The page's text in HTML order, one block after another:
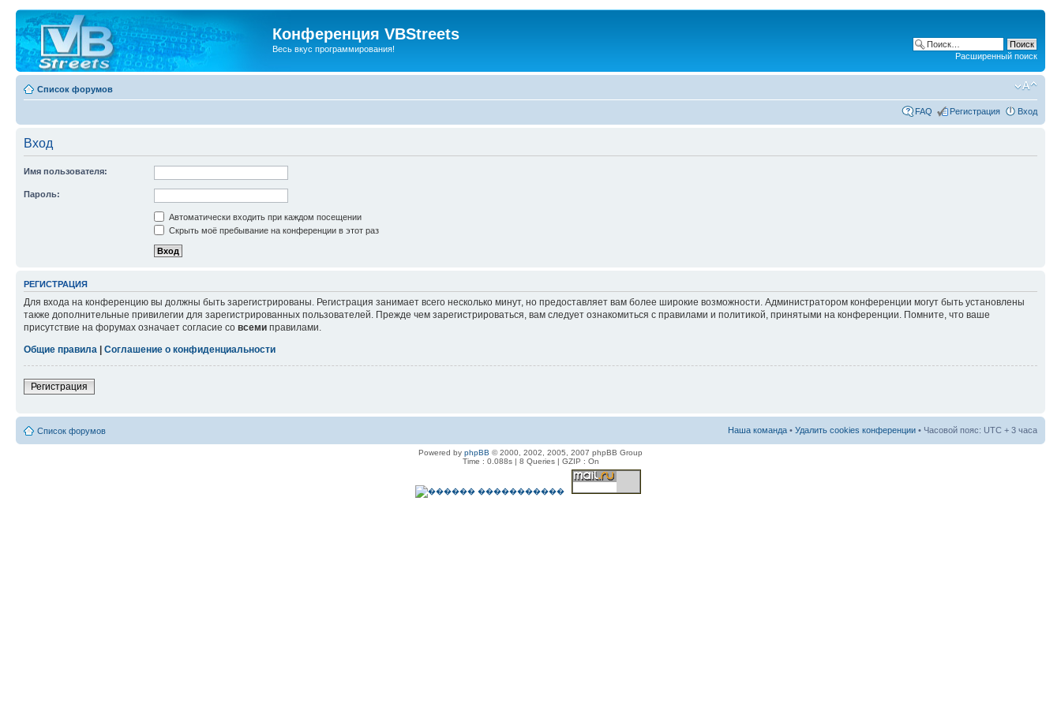
Конференция VBStreets
Весь вкус программирования!
Расширенный поиск
Список форумов
FAQ Регистрация Вход
Вход
Имя пользователя:
Пароль:
Автоматически входить при каждом посещении
Скрыть моё пребывание на конференции в этот раз
РЕГИСТРАЦИЯ
Для входа на конференцию вы должны быть зарегистрированы. Регистрация занимает всего несколько минут, но предоставляет вам более широкие возможности. Администратором конференции могут быть установлены
также дополнительные привилегии для зарегистрированных пользователей. Прежде чем зарегистрироваться, вам следует ознакомиться с правилами и политикой, принятыми на конференции. Помните, что ваше
присутствие на форумах означает согласие со всеми правилами.
Общие правила
Соглашение о конфиденциальности
Регистрация
Список форумов Наша команда • Удалить cookies конференции • Часовой пояс: UTC + 3 часа
Powered by phpBB © 2000, 2002, 2005, 2007 phpBB Group
Time : 0.088s | 8 Queries | GZIP : On